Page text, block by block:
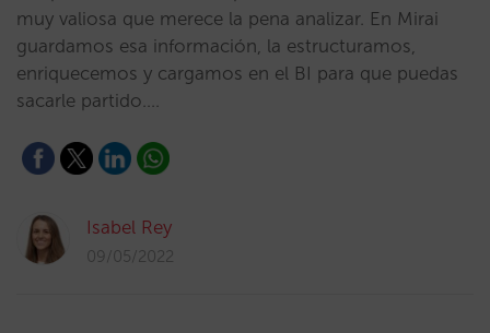
muy valiosa que merece la pena analizar. En Mirai
guardamos esa información, la estructuramos,
enriquecemos y cargamos en el BI para que puedas
sacarle partido.…
Isabel Rey
09/05/2022